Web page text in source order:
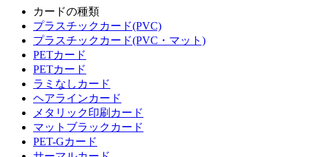
カードの種類
プラスチックカード(PVC)
プラスチックカード(PVC・マット)
PETカード
PETカード
ラミなしカード
ヘアラインカード
メタリック印刷カード
マットブラックカード
PET-Gカード